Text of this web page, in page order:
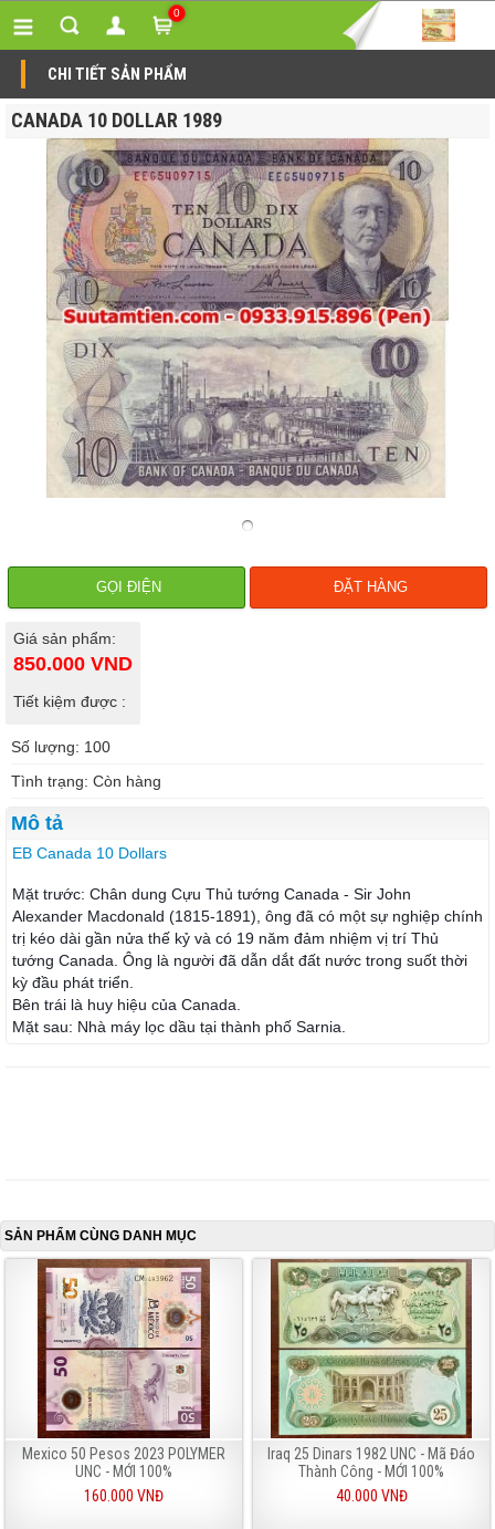
0
CHI TIẾT SẢN PHẨM
CANADA 10 DOLLAR 1989
GỌI ĐIỆN ĐẶT HÀNG
Giá sản phẩm:
850.000 VND
Tiết kiệm được :
Số lượng: 100
Tình trạng: Còn hàng
Mô tả
EB Canada 10 Dollars
Mặt trước: Chân dung Cựu Thủ tướng Canada - Sir John
Alexander Macdonald (1815-1891), ông đã có một sự nghiệp chính
trị kéo dài gần nửa thế kỷ và có 19 năm đảm nhiệm vị trí Thủ
tướng Canada. Ông là người đã dẫn dắt đất nước trong suốt thời
kỳ đầu phát triển.
Bên trái là huy hiệu của Canada.
Mặt sau: Nhà máy lọc dầu tại thành phố Sarnia.
SẢN PHẨM CÙNG DANH MỤC
Mexico 50 Pesos 2023 POLYMER
UNC - MỚI 100%
160.000 VNĐ
Iraq 25 Dinars 1982 UNC - Mã Đáo
Thành Công - MỚI 100%
40.000 VNĐ